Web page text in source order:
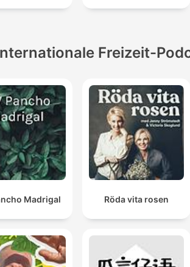
Freizeit-
Madrigal Röda vita rosen